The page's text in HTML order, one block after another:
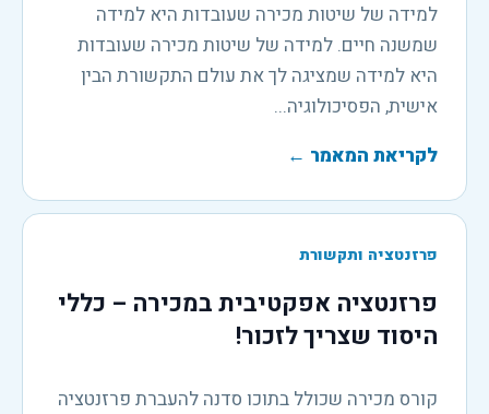
למידה של שיטות מכירה שעובדות היא למידה
שמשנה חיים. למידה של שיטות מכירה שעובדות
היא למידה שמציגה לך את עולם התקשורת הבין
אישית, הפסיכולוגיה...
לקריאת המאמר ←
פרזנטציה ותקשורת
פרזנטציה אפקטיבית במכירה – כללי
היסוד שצריך לזכור!
קורס מכירה שכולל בתוכו סדנה להעברת פרזנטציה